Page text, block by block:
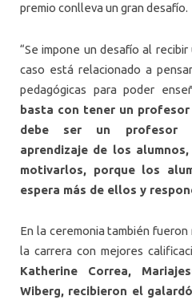
premio conlleva un gran desafío.
“Se impone un desafío al
caso está relacionado a
pedagógicas para poder
basta con tener un
debe ser un profesor
aprendizaje de los
motivarlos, porque los
espera más de ellos y
En la ceremonia también
la carrera con mejores
Katherine Correa,
Wiberg, recibieron el